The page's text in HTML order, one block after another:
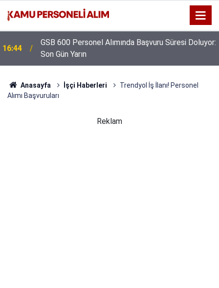
16:44
GSB 600 Personel Alımında Başvuru Süresi Doluyor:
Son Gün Yarın
Anasayfa İşçi Haberleri
Trendyol İş İlanı! Personel
Alımı Başvuruları
Reklam